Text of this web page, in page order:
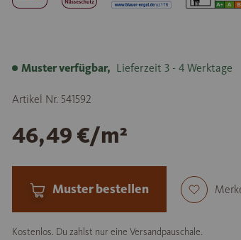
Muster verfügbar, Lieferzeit 3 - 4 Werktage
Artikel Nr. 541592
46,49 €/m²
Muster bestellen
Kostenlos. Du zahlst nur eine Versandpauschale.